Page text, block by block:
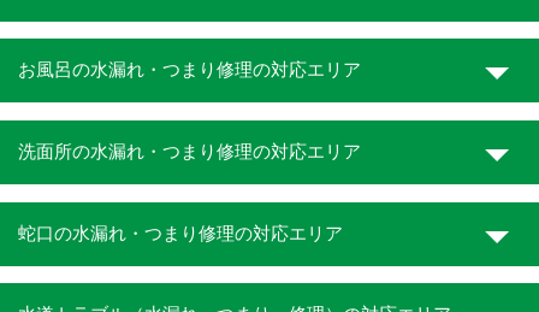
お風呂の水漏れ・つまり修理の対応エリア
洗面所の水漏れ・つまり修理の対応エリア
蛇口の水漏れ・つまり修理の対応エリア